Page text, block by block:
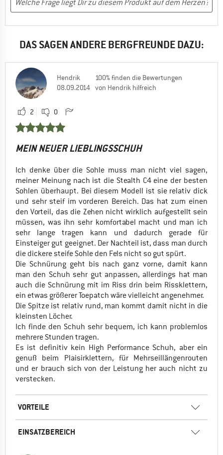
Sportklettern
Nein, ich würde das Produkt nicht weiterempfehlen
DAS SAGEN ANDERE BERGFREUNDE DAZU:
Hendrik
08.09.2014
100% finden die Bewertungen
von Hendrik hilfreich
2 0
MEIN NEUER LIEBLINGSSCHUH
Ich denke über die Sohle muss man nicht viel sagen,
meiner Meinung nach ist die Stealth C4 eine der besten
Sohlen überhaupt. Bei diesem Modell ist sie relativ dick
und sehr steif im vorderen Bereich. Das hat zum einen
den Vorteil, das die Zehen nicht wirklich aufgestellt sein
müssen, was ihn sehr komfortabel macht und man ich
sehr lange tragen kann und dadurch gerade für
Einsteiger gut geeignet. Der Nachteil ist, dass man durch
die dickere steife Sohle den Fels nicht so gut spürt.
Die Schnürung geht bis nach ganz vorne, damit kann
man den Schuh sehr gut anpassen, allerdings hat man
auch die Schnürung mit im Riss drin beim Rissklettern,
ein etwas größerer Toepatch wäre vielleicht angenehmer.
Die Spitze ist relativ rund, man kommt damit nicht in die
kleinsten Löcher.
Ich finde den Schuh sehr bequem, ich kann problemlos
mehrere Stunden tragen.
Es ist definitiv kein High Performance Schuh, aber ein
genuß beim Plaisirklettern, für Mehrseillängenrouten
und er brauch sich von der Leistung her auch nicht zu
verstecken.
VORTEILE
EINSATZBEREICH